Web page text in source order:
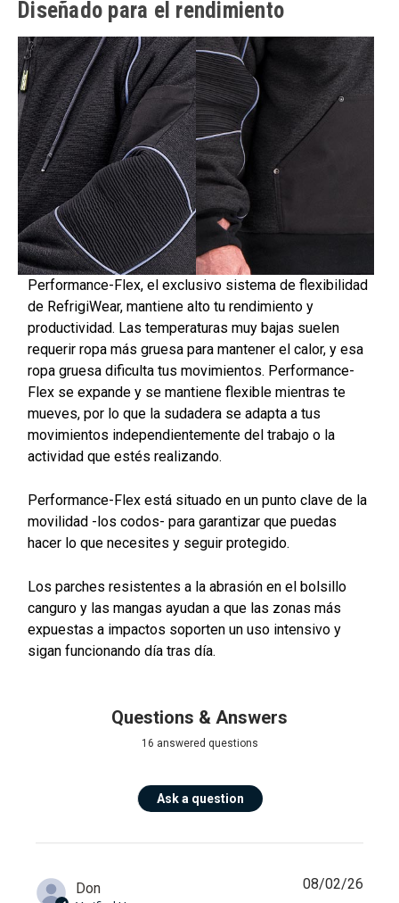
Diseñado para el rendimiento
Performance-Flex, el exclusivo sistema de flexibilidad
de RefrigiWear, mantiene alto tu rendimiento y
productividad. Las temperaturas muy bajas suelen
requerir ropa más gruesa para mantener el calor, y esa
ropa gruesa dificulta tus movimientos. Performance-
Flex se expande y se mantiene flexible mientras te
mueves, por lo que la sudadera se adapta a tus
movimientos independientemente del trabajo o la
actividad que estés realizando.
Performance-Flex está situado en un punto clave de la
movilidad -los codos- para garantizar que puedas
hacer lo que necesites y seguir protegido.
Los parches resistentes a la abrasión en el bolsillo
canguro y las mangas ayudan a que las zonas más
expuestas a impactos soporten un uso intensivo y
sigan funcionando día tras día.
Questions & Answers
16 answered questions
Ask a question
Don 08/02/26